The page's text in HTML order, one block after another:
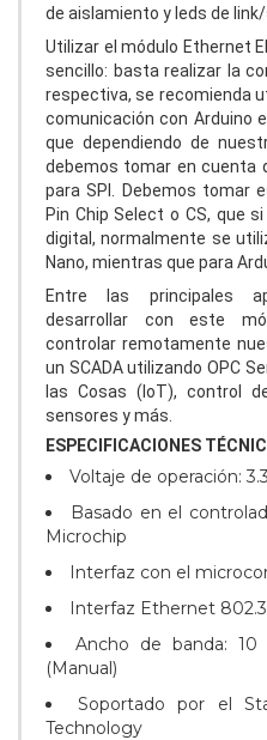
de aislamiento y leds de
Utilizar el módulo Ethernet
sencillo: basta realizar la
respectiva, se recomienda
comunicación con Arduino
que dependiendo de
debemos tomar en cuenta
para SPI. Debemos tomar
Pin Chip Select o CS, que
digital, normalmente se
Nano, mientras que para
Entre las principales
desarrollar con este
controlar remotamente
un SCADA utilizando OPC
las Cosas (IoT), control
sensores y más.
ESPECIFICACIONES
Voltaje de operación:
Basado en el
Microchip
Interfaz con el
Interfaz Ethernet 802.3
Ancho de banda:
(Manual)
Soportado por el
Technology